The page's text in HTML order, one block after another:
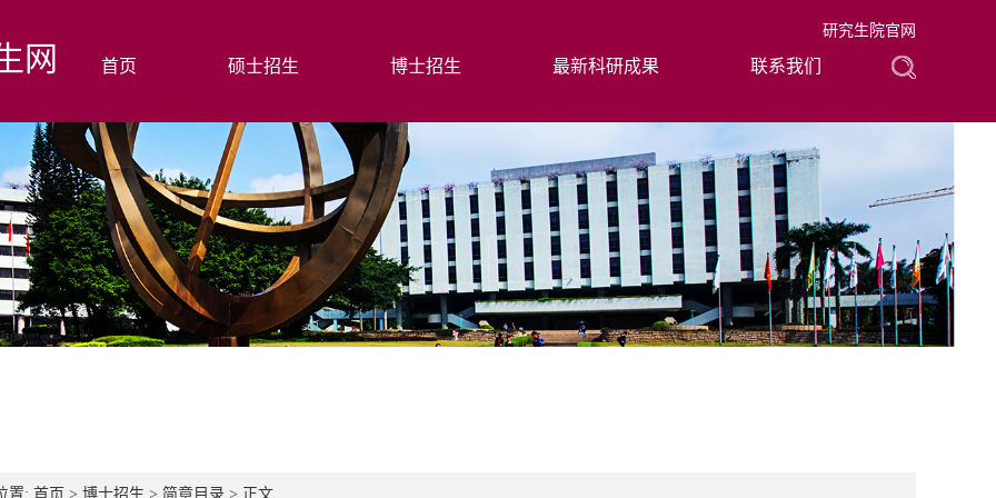
网 首页 硕士招生 博士招生 最新科研成果 联系我们
研究生院官网
置: 首页 > 博士招生 > 简章目录 > 正文